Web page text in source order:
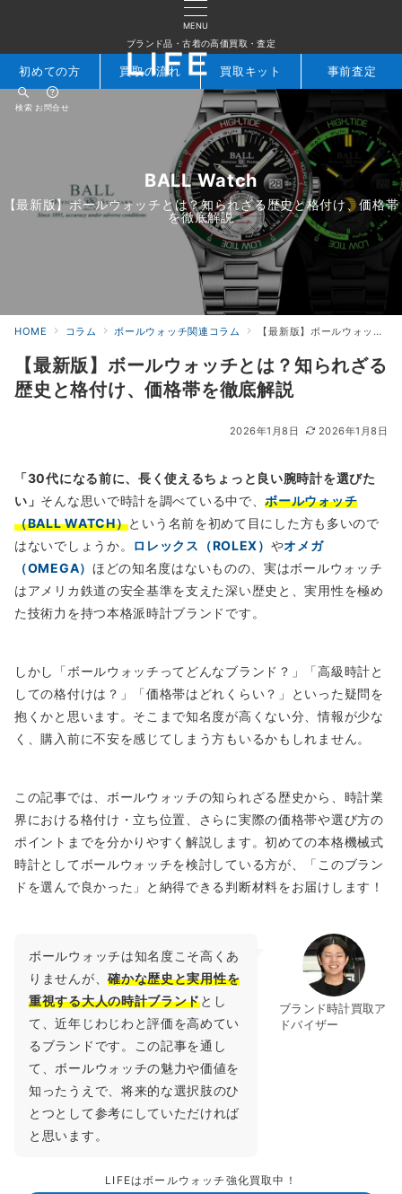
MENU
ブランド品・古着の高価買取・査定
検索 お問合せ
初めての方 買取の流れ 買取キット 事前査定
BALL Watch
【最新版】ボールウォッチとは？知られざる歴史と格付け、価格帯
を徹底解説
HOME コラム ボールウォッチ関連コラム 【最新版】ボールウォッチとは？知られざる歴史と格付け、価格帯を徹底解説
【最新版】ボールウォッチとは？知られざる
歴史と格付け、価格帯を徹底解説
2026年1月8日 2026年1月8日
「30代になる前に、長く使えるちょっと良い腕時計を選びた
い」 そんな思いで時計を調べている中で、ボールウォッチ
（BALL WATCH）という名前を初めて目にした方も多いので
はないでしょうか。 ロレックス（ROLEX） やオメガ
（OMEGA） ほどの知名度はないものの、実はボールウォッチ
はアメリカ鉄道の安全基準を支えた深い歴史と、実用性を極め
た技術力を持つ本格派時計ブランドです。
しかし「ボールウォッチってどんなブランド？」「高級時計と
しての格付けは？」「価格帯はどれくらい？」といった疑問を
抱くかと思います。そこまで知名度が高くない分、情報が少な
く、購入前に不安を感じてしまう方もいるかもしれません。
この記事では、ボールウォッチの知られざる歴史から、時計業
界における格付け・立ち位置、さらに実際の価格帯や選び方の
ポイントまでを分かりやすく解説します。初めての本格機械式
時計としてボールウォッチを検討している方が、「このブラン
ドを選んで良かった」と納得できる判断材料をお届けします！
ブランド時計買取ア
ドバイザー
ボールウォッチは知名度こそ高くあ
りませんが、確かな歴史と実用性を
重視する大人の時計ブランドとし
て、近年じわじわと評価を高めてい
るブランドです。この記事を通し
て、ボールウォッチの魅力や価値を
知ったうえで、将来的な選択肢のひ
とつとして参考にしていただければ
と思います。
LIFEはボールウォッチ強化買取中！